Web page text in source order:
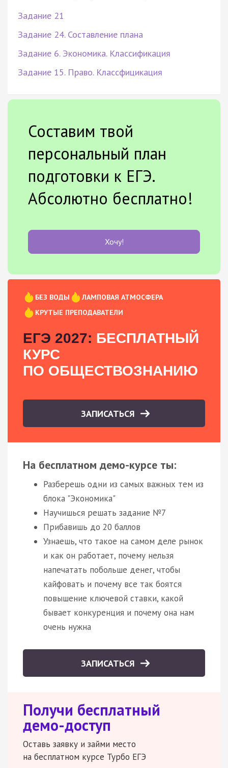
Задание 21
Задание 24. Составление плана
Задание 6. Экономика. Классификация
Задание 15. Право. Классфицикация
Составим твой
персональный план
подготовки к ЕГЭ.
Абсолютно бесплатно!
Хочу!
БЕЗ ВОДЫ
ЛАМПОВАЯ АТМОСФЕРА
КРУТЫЕ ПРЕПОДАВАТЕЛИ
ЕГЭ 2027: БЕСПЛАТНЫЙ
КУРС
ПО ОБЩЕСТВОЗНАНИЮ
ЗАПИСАТЬСЯ
На бесплатном демо-курсе ты:
Разберешь одни из самых важных тем из
блока "Экономика"
Научишься решать задание №7
Прибавишь до 20 баллов
Узнаешь, что такое на самом деле рынок
и как он работает, почему нельзя
напечатать побольше денег, чтобы
кайфовать и почему все так боятся
повышение ключевой ставки, какой
бывает конкуренция и почему она нам
очень нужна
ЗАПИСАТЬСЯ
Получи бесплатный
демо-доступ
Оставь заявку и займи место
на бесплатном курсе Турбо ЕГЭ